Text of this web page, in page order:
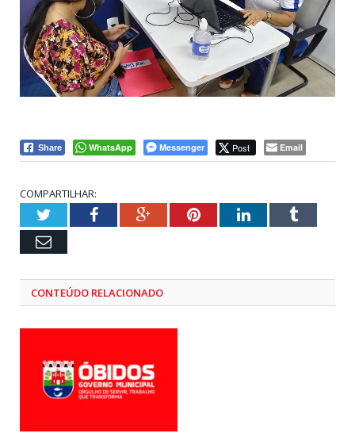
Share WhatsApp Messenger Post Email
COMPARTILHAR:
TwitterFacebookGoogle+PinterestLinkedInTumblr
Email
CONTEÚDO RELACIONADO